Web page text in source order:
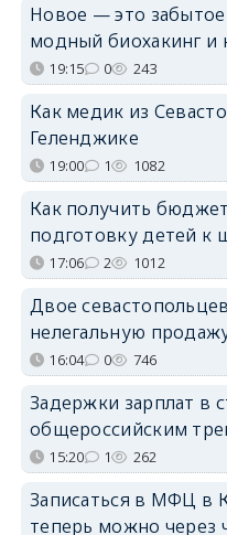
Новое — это забытое
модный биохакинг и
19:15 0 243
Как медик из
Геленджике
19:00 1 1082
Как получить
подготовку детей к
17:06 2 1012
Двое
нелегальную
16:04 0 746
Задержки зарплат в
общероссийским
15:20 1 262
Записаться в МФЦ в
теперь можно через